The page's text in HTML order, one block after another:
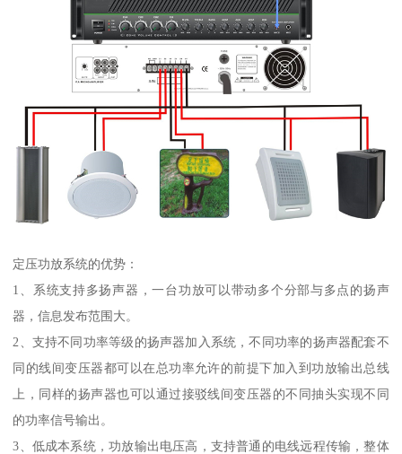
定压功放系统的优势：
1、系统支持多扬声器，一台功放可以带动多个分部与多点的扬声
器，信息发布范围大。
2、支持不同功率等级的扬声器加入系统，不同功率的扬声器配套不
同的线间变压器都可以在总功率允许的前提下加入到功放输出总线
上，同样的扬声器也可以通过接驳线间变压器的不同抽头实现不同
的功率信号输出。
3、低成本系统，功放输出电压高，支持普通的电线远程传输，整体